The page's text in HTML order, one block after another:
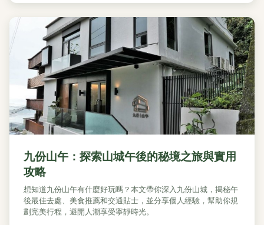
九份山午：探索山城午後的秘境之旅與實用
攻略
想知道九份山午有什麼好玩嗎？本文帶你深入九份山城，揭秘午
後最佳去處、美食推薦和交通貼士，並分享個人經驗，幫助你規
劃完美行程，避開人潮享受寧靜時光。